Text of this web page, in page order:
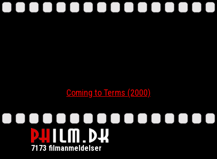
Coming to Terms (2000)
7173 filmanmeldelser